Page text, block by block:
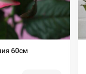
60см